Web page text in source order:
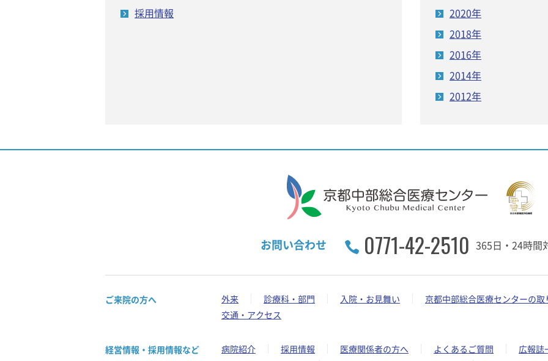
採用情報
2020年
2018年
2016年
2014年
2012年
お問い合わせ 0771-42-2510 365日・24時間
ご来院の方へ 外来 診療科・部門 入院・お見舞い
京都中部総合医療センターの取
交通・アクセス
経営情報・採用情報など 病院紹介 採用情報 医療関係者の方へ よくあるご質問
広報誌